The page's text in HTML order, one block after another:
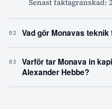
Senast faktagranskad:
02 Vad gör Monavas
03
Varför tar Monava in
Alexander Hebbe?